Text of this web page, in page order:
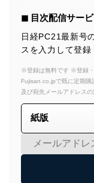
◼︎ 目次配信サー
日経PC21最新号
スを入力して登録
※登録は無料です ※登録・
Fujisan.co.jpで既に定期購
及び宛先メールアドレスの